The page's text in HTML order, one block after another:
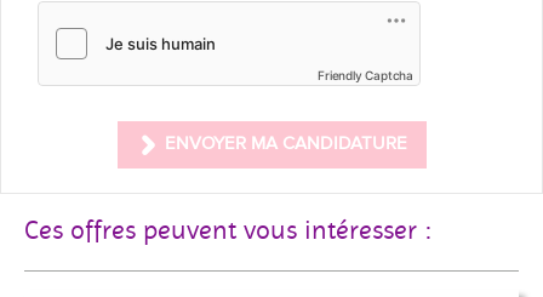
Friendly Captcha
ENVOYER MA CANDIDATURE
Ces offres peuvent vous intéresser :